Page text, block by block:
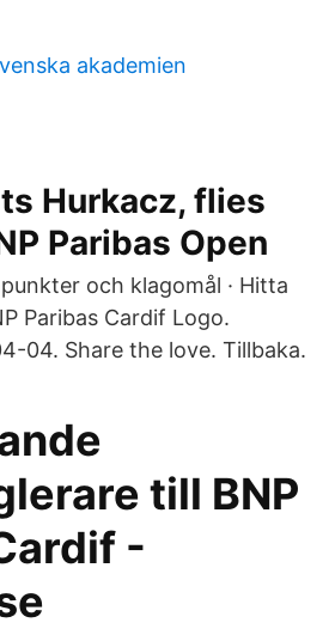
akademien
Hurkacz, flies
Paribas Open
och klagomål · Hitta
Paribas Cardif Logo.
04. Share the love. Tillbaka.
till BNP
-